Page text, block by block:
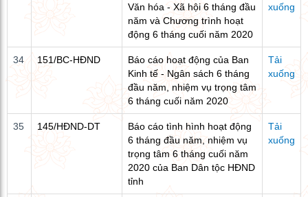
Văn hóa - Xã hội 6 tháng đầu
năm và Chương trình hoạt
động 6 tháng cuối năm 2020
xuống
34 151/BC-HĐND
Báo cáo hoạt động của Ban
Kinh tế - Ngân sách 6 tháng
đầu năm, nhiệm vụ trọng tâm
6 tháng cuối năm 2020
Tải
xuống
35 145/HĐND-DT
Báo cáo tình hình hoạt động
6 tháng đầu năm, nhiệm vụ
trọng tâm 6 tháng cuối năm
2020 của Ban Dân tộc HĐND
tỉnh
Tải
xuống